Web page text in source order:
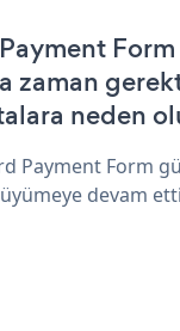
neden
Payment Form
devam